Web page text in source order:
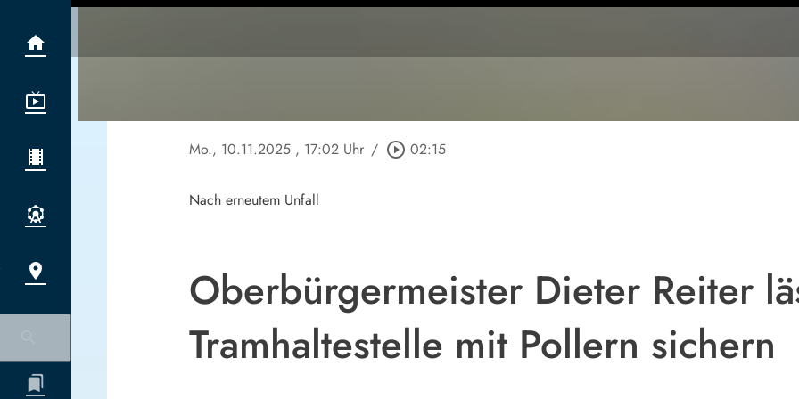
Mo., 10.11.2025 , 17:02 Uhr / play_circle_outline 02:15
Nach erneutem Unfall
Oberbürgermeister Dieter Reiter
Tramhaltestelle mit Pollern sichern